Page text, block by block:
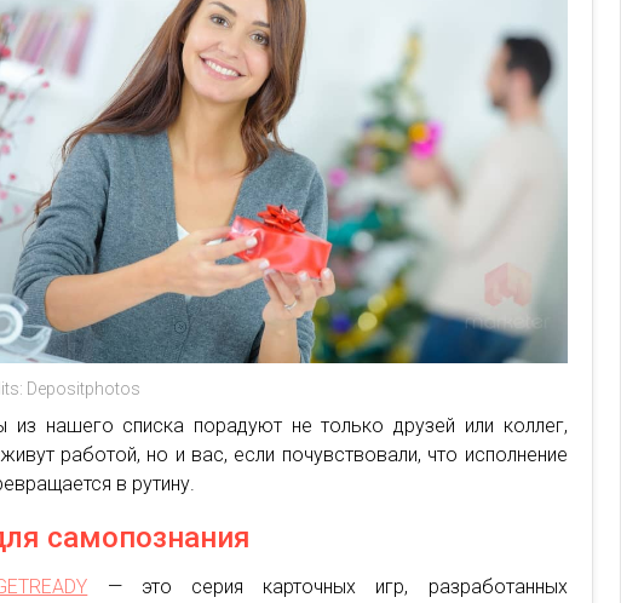
Depositphotos
из нашего списка порадуют не только друзей или коллег,
работой, но и вас, если почувствовали, что исполнение
в рутину.
самопознания
— это серия карточных игр, разработанных